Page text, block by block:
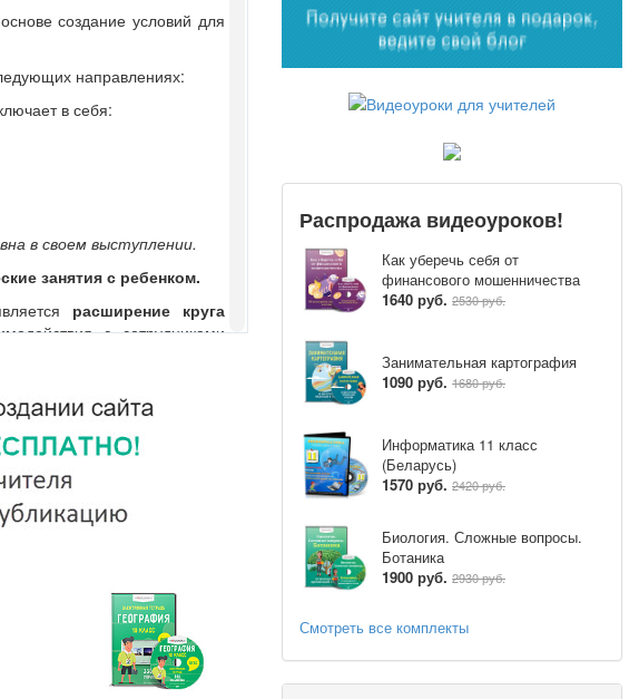
создание условий для
направлениях:
в себя:
в своем выступлении.
занятия с ребенком.
расширение круга
с сотрудниками
с нарушениями речи на
- игра.
дыхание, улучшают речь, но
можно играть вместе со
приемы, направленные на
развитие основных
игровых проблемных
Специально подобранные
детей в коллективную
и доступный материал
Распродажа видеоуроков!
Как уберечь себя от
финансового мошенничества
1640 руб. 2530 руб.
Занимательная картография
1090 руб. 1680 руб.
Информатика 11 класс
(Беларусь)
1570 руб. 2420 руб.
Биология. Сложные вопросы.
Ботаника
1900 руб. 2930 руб.
Смотреть все комплекты